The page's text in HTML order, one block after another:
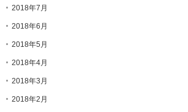
2018年7月
2018年6月
2018年5月
2018年4月
2018年3月
2018年2月